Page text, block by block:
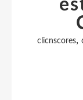
clicnscores,